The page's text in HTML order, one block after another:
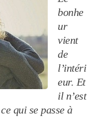
bonhe
ur
vient
de
l’intéri
eur. Et
il n’est
qui se passe à